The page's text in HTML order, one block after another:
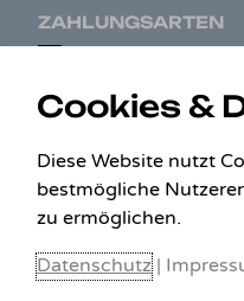
ZAHLUNGSARTEN
Cookies &
Diese Website nutzt
bestmögliche
zu ermöglichen.
Datenschutz |